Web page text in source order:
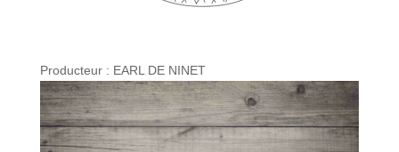
Producteur : EARL DE NINET